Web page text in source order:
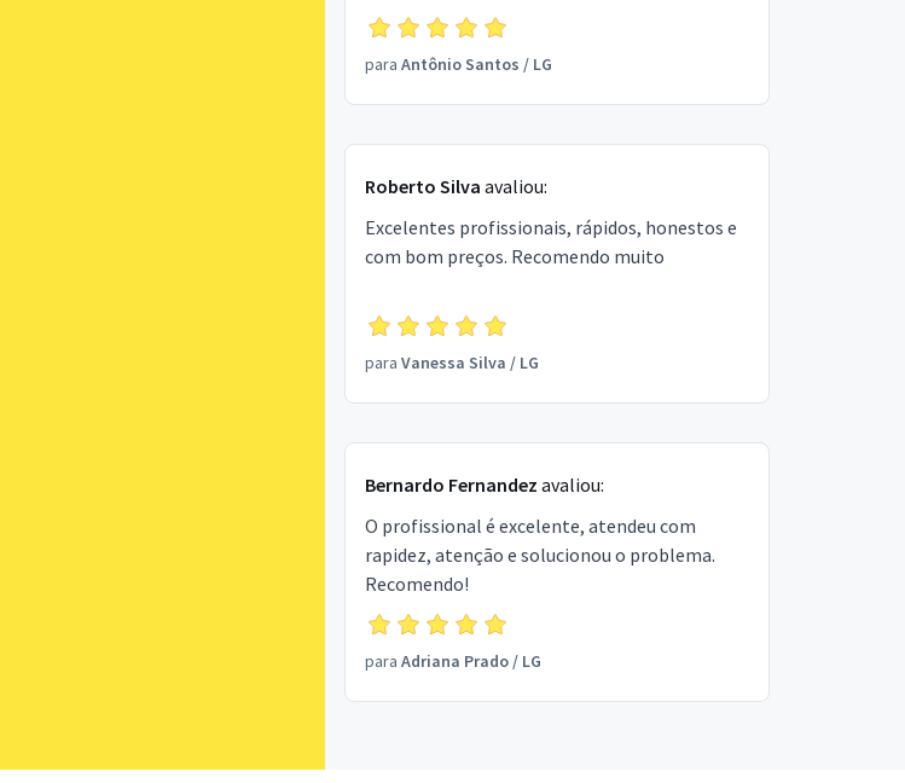
para Antônio Santos / LG
Roberto Silva avaliou:
Excelentes profissionais, rápidos, honestos e
com bom preços. Recomendo muito
para Vanessa Silva / LG
Bernardo Fernandez avaliou:
O profissional é excelente, atendeu com
rapidez, atenção e solucionou o problema.
Recomendo!
para Adriana Prado/ LG